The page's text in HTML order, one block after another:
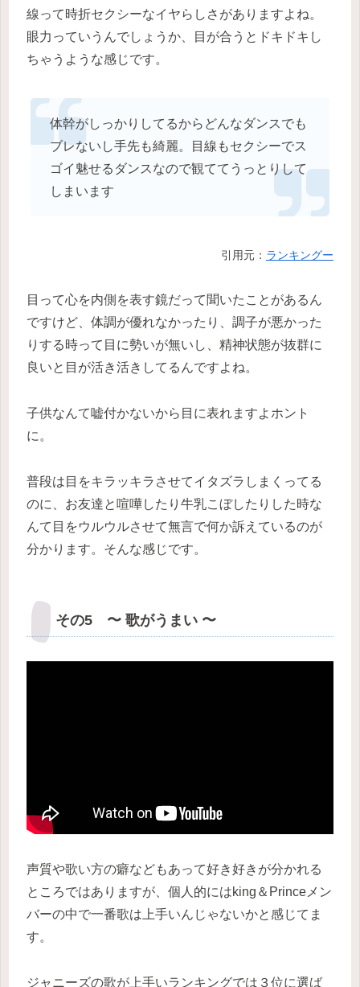
線って時折セクシーなイヤらしさがありますよね。
眼力っていうんでしょうか、目が合うとドキドキし
ちゃうような感じです。
体幹がしっかりしてるからどんなダンスでも
ブレないし手先も綺麗。目線もセクシーでス
ゴイ魅せるダンスなので観ててうっとりして
しまいます
引用元： ランキングー
目って心を内側を表す鏡だって聞いたことがあるん
ですけど、体調が優れなかったり、調子が悪かった
りする時って目に勢いが無いし、精神状態が抜群に
良いと目が活き活きしてるんですよね。
子供なんて嘘付かないから目に表れますよホント
に。
普段は目をキラッキラさせてイタズラしまくってる
のに、お友達と喧嘩したり牛乳こぼしたりした時な
んて目をウルウルさせて無言で何か訴えているのが
分かります。そんな感じです。
その5 〜 歌がうまい 〜
声質や歌い方の癖などもあって好き好きが分かれる
ところではありますが、個人的にはking＆Princeメン
バーの中で一番歌は上手いんじゃないかと感じてま
す。
ジャニーズの歌が上手いランキングでは３位に選ば